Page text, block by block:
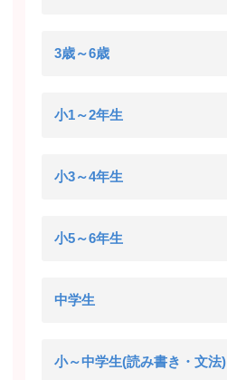
3歳～6歳
小1～2年生
小3～4年生
小5～6年生
中学生
小～中学生(読み書き・文法)